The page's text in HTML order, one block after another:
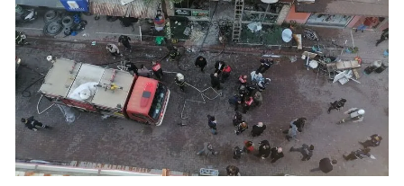
Hakkari
Hatay
Isparta
Mersin
İstanbul